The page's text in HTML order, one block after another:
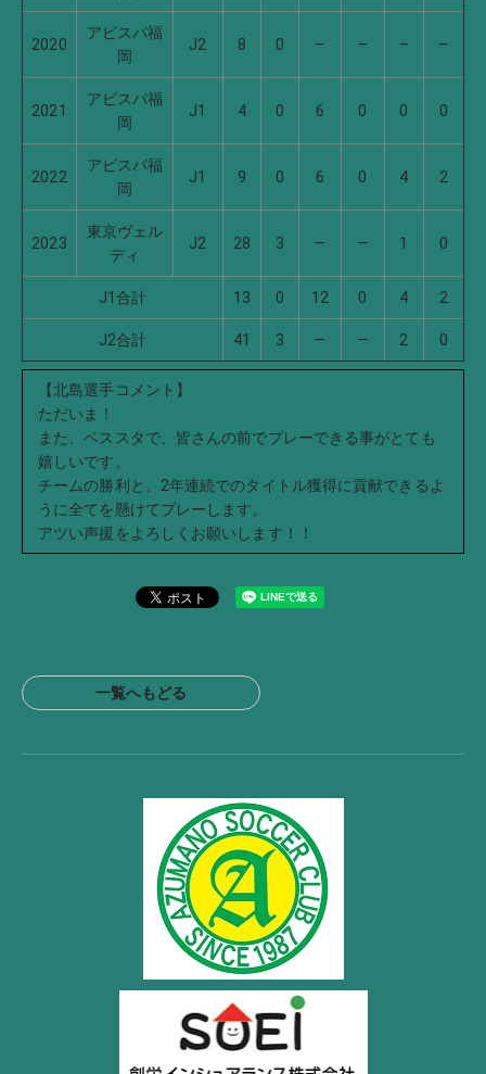
2020
アビスパ福
岡
J2 8 0 – – – –
2021
アビスパ福
岡
J1 4 0 6 0 0 0
2022
アビスパ福
岡
J1 9 0 6 0 4 2
2023
東京ヴェル
ディ
J2 28 3 ― ― 1 0
J1合計 13 0 12 0 4 2
J2合計 41 3 ― ― 2 0
【北島選手コメント】
ただいま！
また、ベススタで、皆さんの前でプレーできる事がとても
嬉しいです。
チームの勝利と、2年連続でのタイトル獲得に貢献できるよ
うに全てを懸けてプレーします。
アツい声援をよろしくお願いします！！
一覧へもどる